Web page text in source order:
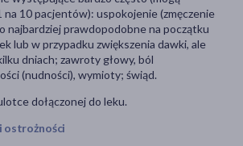
na 10 pacjentów): uspokojenie (zmęczenie
najbardziej prawdopodobne na początku
lub w przypadku zwiększenia dawki, ale
dniach; zawroty głowy, ból
(nudności), wymioty; świąd.
dołączonej do leku.
ostrożności